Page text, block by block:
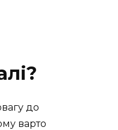
до
варто